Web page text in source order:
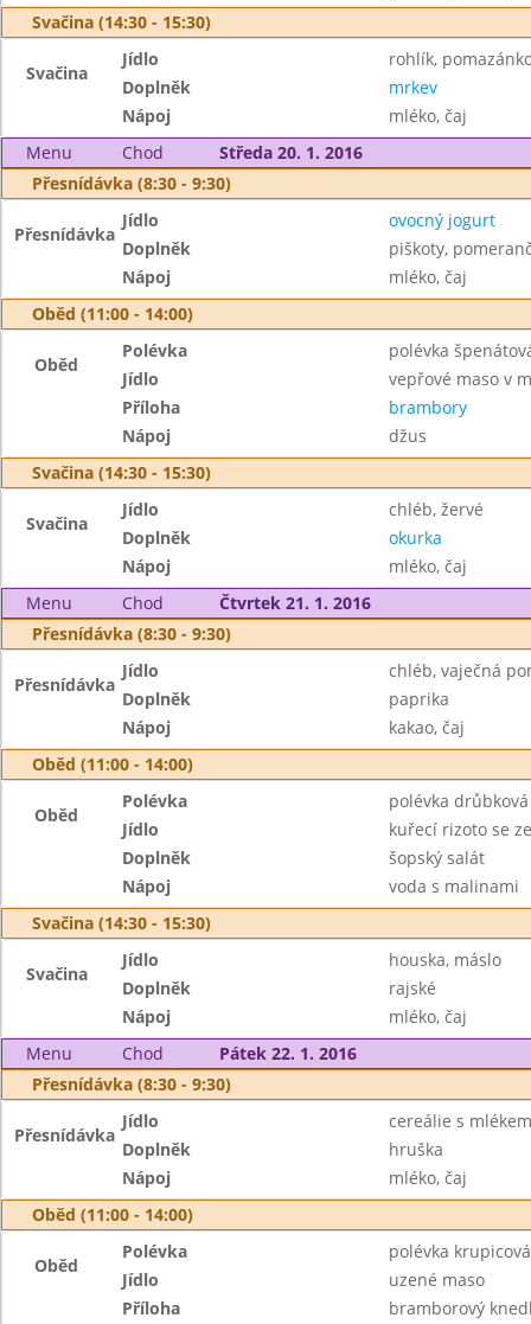
Svačina (14:30 - 15:30)
Svačina
Jídlo
rohlík,
Doplněk
mrkev
Nápoj
mléko, čaj
Menu
Chod
Středa 20. 1. 2016
Přesnídávka (8:30 - 9:30)
Přesnídávka
Jídlo
ovocný jogurt
Doplněk
piškoty,
Nápoj
mléko, čaj
Oběd (11:00 - 14:00)
Oběd
Polévka
polévka
Jídlo
vepřové maso v
Příloha
brambory
Nápoj
džus
Svačina (14:30 - 15:30)
Svačina
Jídlo
chléb, žervé
Doplněk
okurka
Nápoj
mléko, čaj
Menu
Chod
Čtvrtek 21. 1. 2016
Přesnídávka (8:30 - 9:30)
Přesnídávka
Jídlo
chléb, vaječná
Doplněk
paprika
Nápoj
kakao, čaj
Oběd (11:00 - 14:00)
Oběd
Polévka
polévka
Jídlo
kuřecí rizoto se
Doplněk
šopský salát
Nápoj
voda s malinami
Svačina (14:30 - 15:30)
Svačina
Jídlo
houska, máslo
Doplněk
rajské
Nápoj
mléko, čaj
Menu
Chod
Pátek 22. 1. 2016
Přesnídávka (8:30 - 9:30)
Přesnídávka
Jídlo
cereálie s mlékem
Doplněk
hruška
Nápoj
mléko, čaj
Oběd (11:00 - 14:00)
Oběd
Polévka
polévka
Jídlo
uzené maso
Příloha
bramborový